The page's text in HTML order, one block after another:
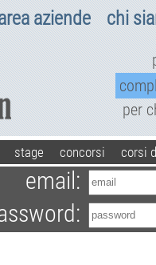
aziende chi
per
stage concorsi corsi
email: